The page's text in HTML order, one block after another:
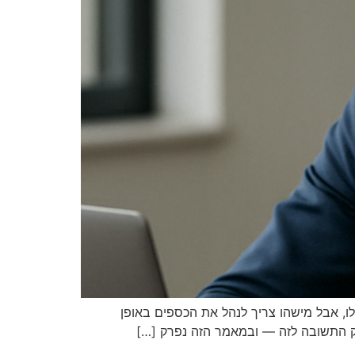
עושה את שלו, אבל מישהו צריך לנהל את הכספים באופן